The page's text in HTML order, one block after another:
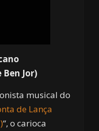
Jor)
musical do
de Lança
“, o carioca